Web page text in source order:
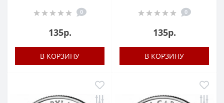
0
135р.
В КОРЗИНУ
0
135р.
В КОРЗИНУ